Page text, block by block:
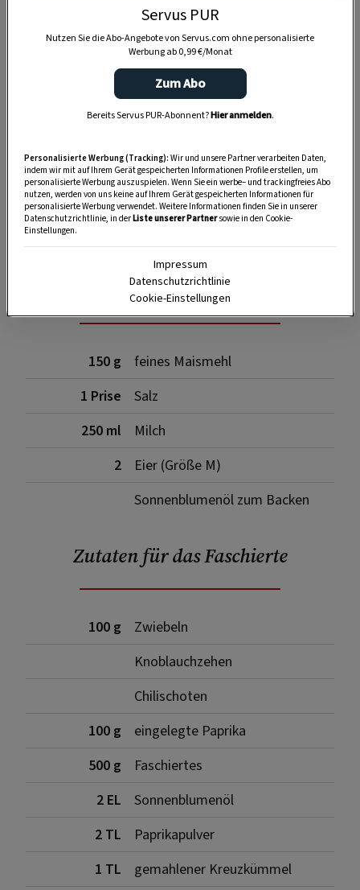
SPEICHERN DRUCKEN
Zutaten
150 g
feines Maismehl
1 Prise
Salz
250 ml
Milch
2
Eier (Größe M)
Sonnenblumenöl zum Backen
Zutaten für das Faschierte
100 g
Zwiebeln
Knoblauchzehen
Chilischoten
100 g
eingelegte Paprika
500 g
Faschiertes
2 EL
Sonnenblumenöl
2 TL
Paprikapulver
1 TL
gemahlener Kreuzkümmel
Servus PUR
Nutzen Sie die Abo-Angebote von Servus.com ohne personalisierte
Werbung ab 0,99 €/Monat
Zum Abo
Bereits Servus PUR-Abonnent?Hier anmelden.
Personalisierte Werbung (Tracking): Wir und unsere Partner verarbeiten Daten,
indem wir mit auf Ihrem Gerät gespeicherten Informationen Profile erstellen, um
personalisierte Werbung auszuspielen. Wenn Sie ein werbe– und trackingfreies Abo
nutzen, werden von uns keine auf Ihrem Gerät gespeicherten Informationen für
personalisierte Werbung verwendet. Weitere Informationen finden Sie in unserer
Datenschutzrichtlinie, in derListe unserer Partnersowie in den Cookie-
Einstellungen.
Impressum
Datenschutzrichtlinie
Cookie-Einstellungen